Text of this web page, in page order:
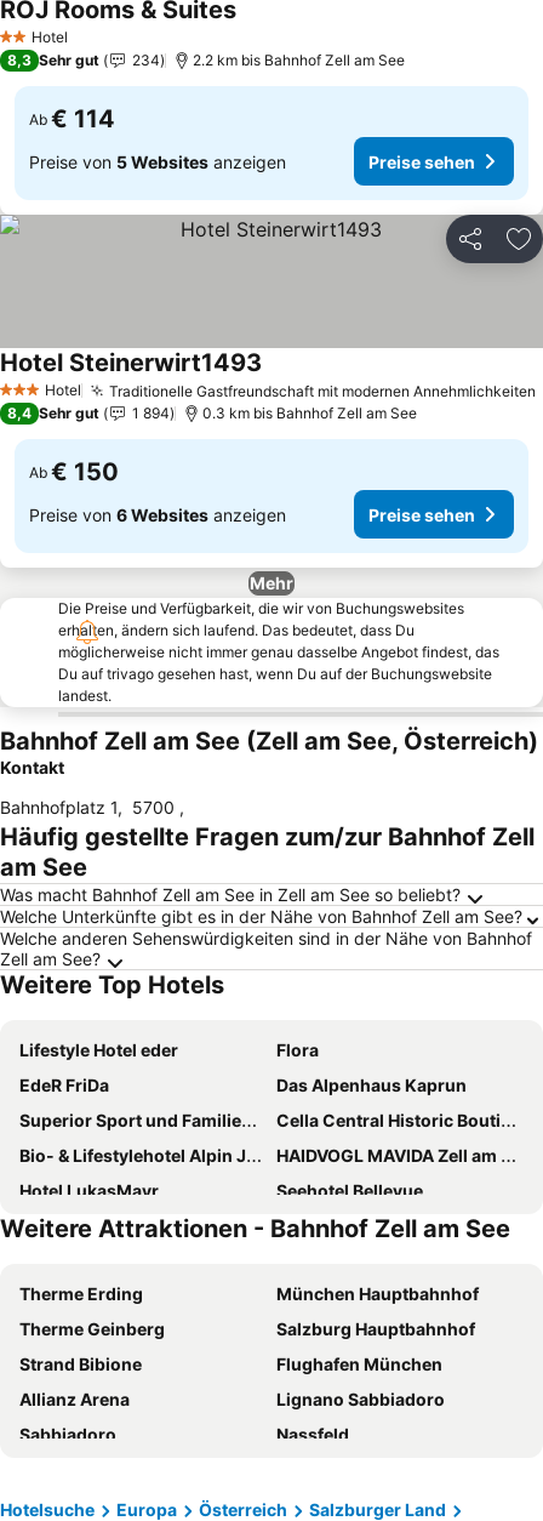
2 Sterne
Hotel
ROJ Rooms & Suites
8,3 Sehr gut 234 2.2 km bis Bahnhof Zell am See
Ab € 114
Preise von 5 Websites anzeigen Preise sehen
Teilen
3 SterneHotel Traditionelle Gastfreundschaft mit modernen Annehmlichkeiten
Hotel Steinerwirt1493
8,4 Sehr gut 1 894 0.3 km bis Bahnhof Zell am See
Ab € 150
Preise von 6 Websites anzeigen Preise sehen
Mehr
Die Preise und Verfügbarkeit, die wir von Buchungswebsites
erhalten, ändern sich laufend. Das bedeutet, dass Du
möglicherweise nicht immer genau dasselbe Angebot findest, das
Du auf trivago gesehen hast, wenn Du auf der Buchungswebsite
landest.
Bahnhof Zell am See (Zell am See, Österreich)
Kontakt
Bahnhofplatz 1, 5700 ,
Häufig gestellte Fragen zum/zur Bahnhof Zell
am See
Was macht Bahnhof Zell am See in Zell am See so beliebt?
Welche Unterkünfte gibt es in der Nähe von Bahnhof Zell am See?
Welche anderen Sehenswürdigkeiten sind in der Nähe von Bahnhof
Zell am See?
Weitere Top Hotels
Lifestyle Hotel eder
Flora
EdeR FriDa
Das Alpenhaus Kaprun
Superior Sport und Familienresort Alpenblick
Cella Central Historic Boutique Hotel
Bio- & Lifestylehotel Alpin Juwel
HAIDVOGL MAVIDA Zell am See
Hotel LukasMayr
Seehotel Bellevue
Hotel Krallerhof
Hotel DAS SAAL
Hotel Sonnblick
SEPP - Alpine Boutique Hotel
Glemmtalerhof „Ich bin dein Hotel“ mit 4-Sternen in Saalbach Hinterglemm
Hotel Der Löwe
Hotel Niederreiter
Hotel Der Schütthof
Grand Hotel Zell am See
Hotel Der Waldhof
JUFA Alpenhotel Saalbach
Superior Hotel Tirolerhof - Zell am See
Hotel Gut Brandlhof
Hotel Peter
Weitere Attraktionen - Bahnhof Zell am See
Therme Erding
München Hauptbahnhof
Therme Geinberg
Salzburg Hauptbahnhof
Strand Bibione
Flughafen München
Allianz Arena
Lignano Sabbiadoro
Sabbiadoro
Nassfeld
Zauchensee skiing area
Messezentrum Salzburg
Hotelsuche Europa Österreich
Salzburger Land